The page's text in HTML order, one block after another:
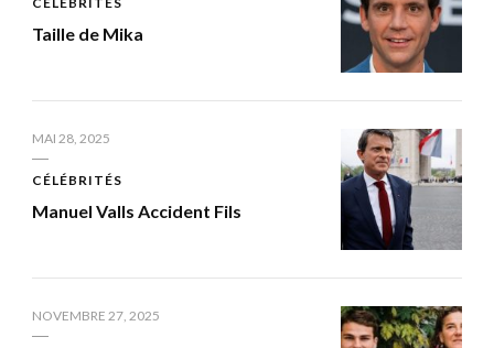
Taille de Mika
MAI 28, 2025
CÉLÉBRITÉS
Manuel Valls Accident Fils
NOVEMBRE 27, 2025